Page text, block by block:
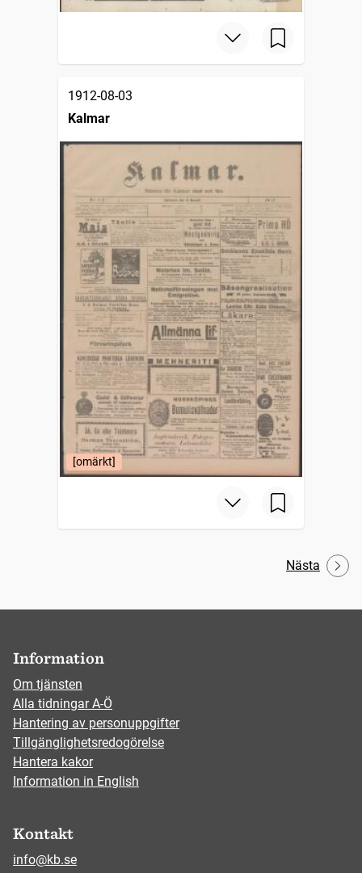
1912-08-03
Kalmar
[omärkt]
Nästa
Information
Om tjänsten
Alla tidningar A-Ö
Hantering av personuppgifter
Tillgänglighetsredogörelse
Hantera kakor
Information in English
Kontakt
info@kb.se